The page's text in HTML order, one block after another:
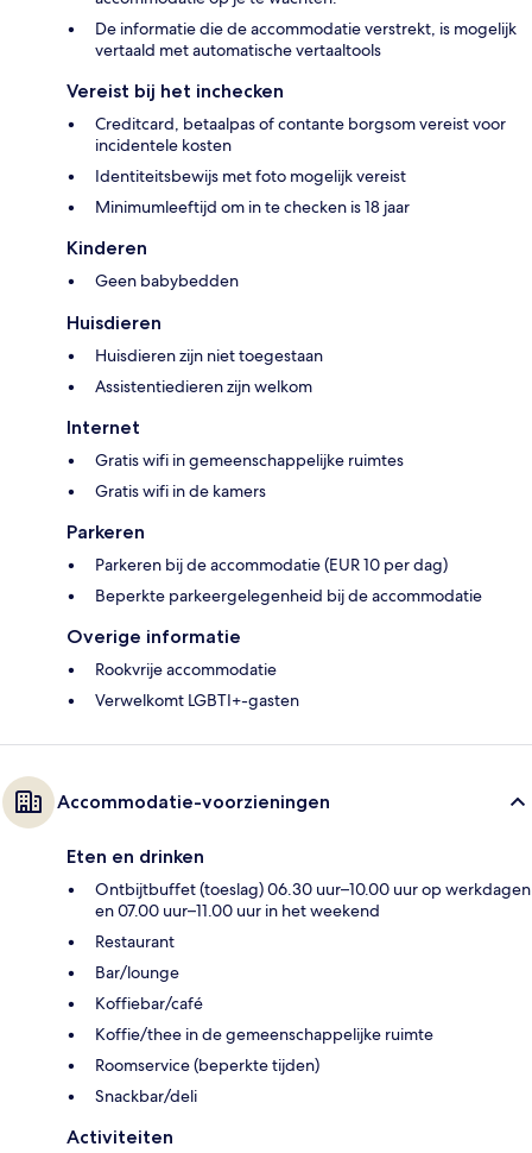
De informatie die de accommodatie verstrekt, is mogelijk
vertaald met automatische vertaaltools
Vereist bij het inchecken
Creditcard, betaalpas of contante borgsom vereist voor
incidentele kosten
Identiteitsbewijs met foto mogelijk vereist
Minimumleeftijd om in te checken is 18 jaar
Kinderen
Geen babybedden
Huisdieren
Huisdieren zijn niet toegestaan
Assistentiedieren zijn welkom
Internet
Gratis wifi in gemeenschappelijke ruimtes
Gratis wifi in de kamers
Parkeren
Parkeren bij de accommodatie (EUR 10 per dag)
Beperkte parkeergelegenheid bij de accommodatie
Overige informatie
Rookvrije accommodatie
Verwelkomt LGBTI+-gasten
Accommodatie-voorzieningen
Eten en drinken
Ontbijtbuffet (toeslag) 06.30 uur–10.00 uur op werkdagen
en 07.00 uur–11.00 uur in het weekend
Restaurant
Bar/lounge
Koffiebar/café
Koffie/thee in de gemeenschappelijke ruimte
Roomservice (beperkte tijden)
Snackbar/deli
Activiteiten